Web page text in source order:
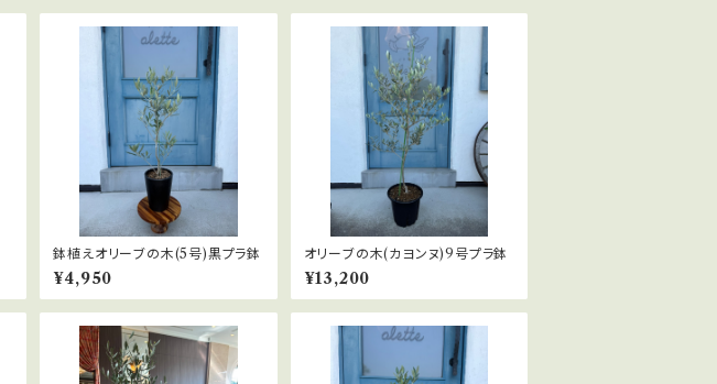
鉢植えオリーブの木(5号)黒プラ鉢
¥4,950
オリーブの木(カヨンヌ)9号プラ鉢
¥13,200